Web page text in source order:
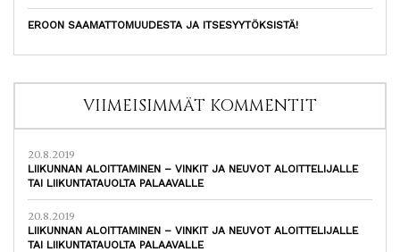
EROON SAAMATTOMUUDESTA JA ITSESYYTÖKSISTÄ!
VIIMEISIMMÄT KOMMENTIT
20.8.2019
LIIKUNNAN ALOITTAMINEN – VINKIT JA NEUVOT ALOITTELIJALLE
TAI LIIKUNTATAUOLTA PALAAVALLE
20.8.2019
LIIKUNNAN ALOITTAMINEN – VINKIT JA NEUVOT ALOITTELIJALLE
TAI LIIKUNTATAUOLTA PALAAVALLE